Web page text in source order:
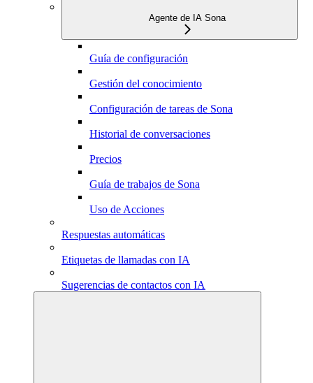
Agente de IA Sona
Guía de configuración
Gestión del conocimiento
Configuración de tareas de Sona
Historial de conversaciones
Precios
Guía de trabajos de Sona
Uso de Acciones
Respuestas automáticas
Etiquetas de llamadas con IA
Sugerencias de contactos con IA